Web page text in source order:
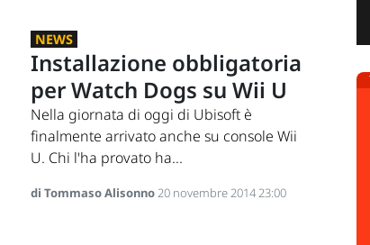
NEWS
Installazione obbligatoria
per Watch Dogs su Wii U
Nella giornata di oggi di Ubisoft è
finalmente arrivato anche su console Wii
U. Chi l'ha provato ha...
di Tommaso Alisonno20 novembre 2014 23:00